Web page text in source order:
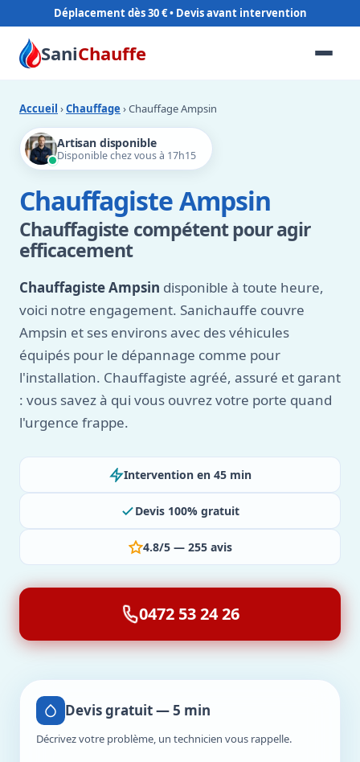
Déplacement dès 30 €
SaniChauffe
Accueil ›Chauffage › Chauffage Ampsin
Artisan disponible
Disponible chez vous à 17h15
Chauffagiste Ampsin
Chauffagiste compétent pour agir
efficacement
Chauffagiste Ampsin disponible à toute heure,
voici notre engagement. Sanichauffe couvre
Ampsin et ses environs avec des véhicules
équipés pour le dépannage comme pour
l'installation. Chauffagiste agréé, assuré et garant
: vous savez à qui vous ouvrez votre porte quand
l'urgence frappe.
Intervention en 45 min
Devis 100% gratuit
4.8/5 — 255 avis
0472 53 24 26
Devis gratuit — 5 min
Décrivez votre problème, un technicien vous rappelle.